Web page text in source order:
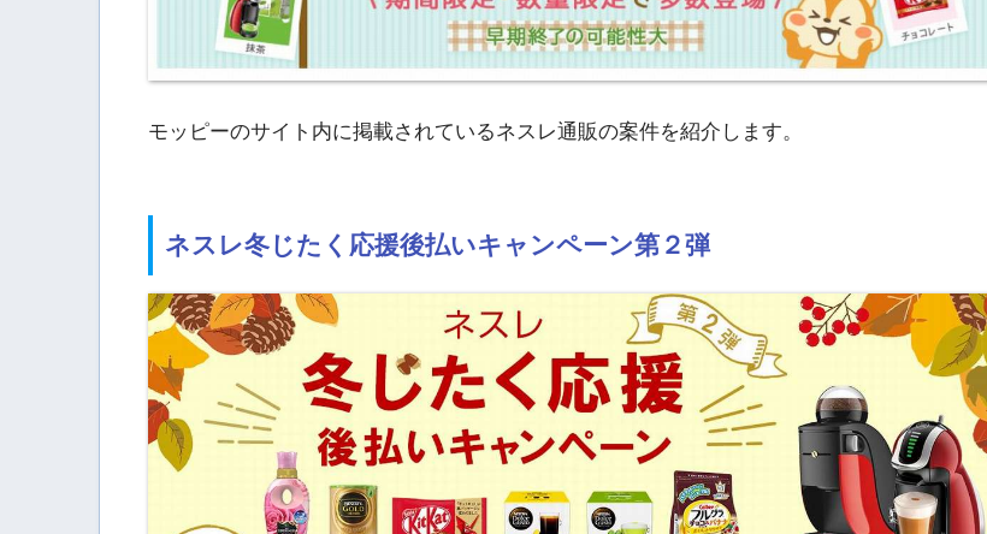
モッピーのサイト内に掲載されているネスレ通販の案件を紹介します。
ネスレ冬じたく応援後払いキャンペーン第２弾